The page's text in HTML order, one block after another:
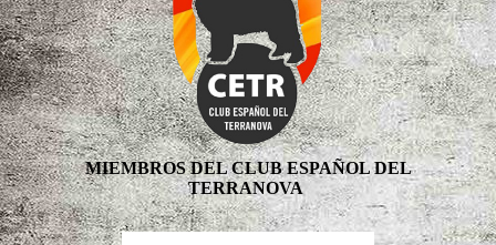
MIEMBROS DEL CLUB ESPAÑOL DEL
TERRANOVA